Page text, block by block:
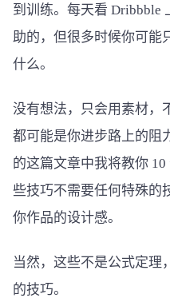
到训练。每天看 Dribbble
助的，但很多时候你可能
什么。
没有想法，只会用素材，
都可能是你进步路上的阻
的这篇文章中我将教你
些技巧不需要任何特殊的
你作品的设计感。
当然，这些不是公式定理
的技巧。